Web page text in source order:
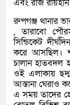
এবং রাজ রায়হান
​রুপগঞ্জ থানার
, তারাবো
সিন্ডিকেট
করে আসছিল।
চালান হাতবদল
ওই এলাকায়
আস্তানা ঘেরাও
​এ সময় তাদের